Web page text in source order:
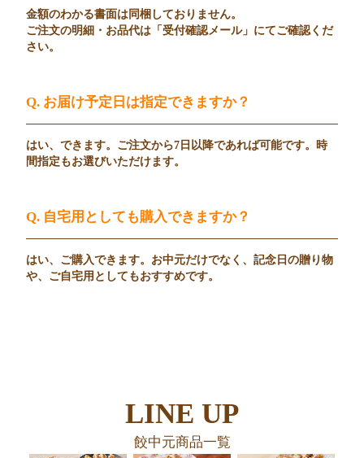
金額のわかる書面は同梱しておりません。
ご注文の明細・お品代は「受付確認メール」にてご確認くだ
さい。
Q. お届け予定日は指定できますか？
はい、できます。ご注文から7日以降であれば可能です。時
間指定もお選びいただけます。
Q. 自宅用としても購入できますか？
はい、ご購入できます。お中元だけでなく、記念日の贈り物
や、ご自宅用としてもおすすめです。
LINE UP
餃中元商品一覧